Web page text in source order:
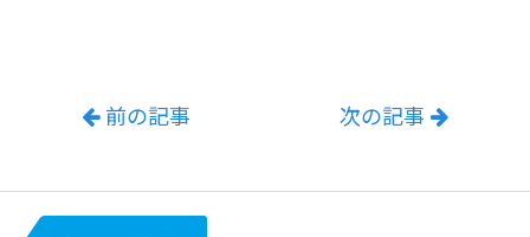
前の記事 次の記事